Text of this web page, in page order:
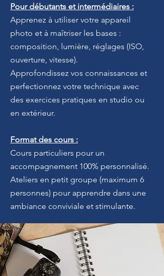
Pour débutants et intermédiaires :
Apprenez à utiliser votre appareil
photo et à maîtriser les bases :
composition, lumière, réglages (ISO,
ouverture, vitesse).
Approfondissez vos connaissances et
perfectionnez votre technique avec
des exercices pratiques en studio ou
en extérieur.
Format des cours :
Cours particuliers pour un
accompagnement 100% personnalisé.
Ateliers en petit groupe (maximum 6
personnes) pour apprendre dans une
ambiance conviviale et stimulante.